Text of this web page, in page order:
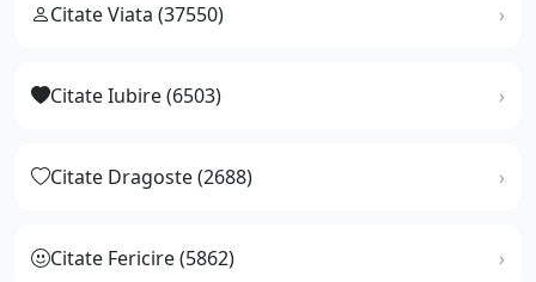
Citate Viata (37550)
Citate Iubire (6503)
Citate Dragoste (2688)
Citate Fericire (5862)